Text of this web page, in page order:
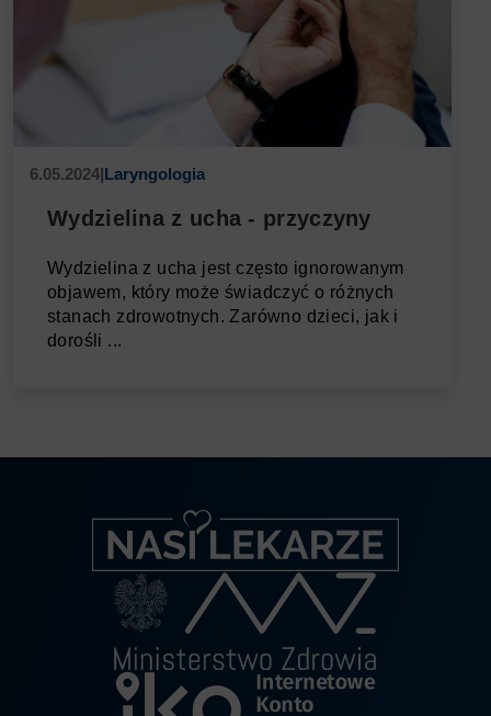
6.05.2024|Laryngologia
Wydzielina z ucha - przyczyny
Wydzielina z ucha jest często ignorowanym
objawem, który może świadczyć o różnych
stanach zdrowotnych. Zarówno dzieci, jak i
dorośli ...